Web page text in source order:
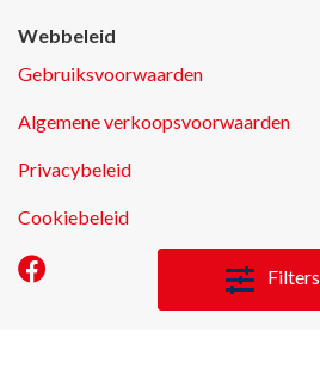
Filters
Webbeleid
Gebruiksvoorwaarden
Algemene verkoopsvoorwaarden
Privacybeleid
Cookiebeleid